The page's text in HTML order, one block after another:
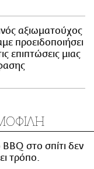
αξιωματούχος
προειδοποιήσει
επιπτώσεις μιας
στο σπίτι δεν
τρόπο.